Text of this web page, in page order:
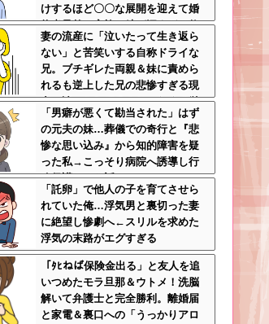
けするほど〇〇な展開を迎えて婚
約者呆然←家族の絆が深すぎて修
羅場にならんかった
妻の流産に「泣いたって生き返ら
ない」と苦笑いする自称ドライな
兄。ブチギレた両親＆妹に責めら
れるも逆上した兄の悲惨すぎる現
在←淡々としてるんじゃなくて単
なる冷血漢
「男癖が悪くて勘当された」はず
の元夫の妹…葬儀での奇行と『悲
惨な思い込み』から知的障害を疑
った私→こっそり病院へ誘導し行
政保護させた話
「託卵」で他人の子を育てさせら
れていた俺…浮気男と裏切った妻
に絶望し惨劇へ←スリルを求めた
浮気の末路がエグすぎる
「ﾀﾋねば保険金出る」と友人を追
いつめたモラ旦那＆ウトメ！洗脳
解いて弁護士と完全勝利。離婚届
と家電＆裏口への「うっかりアロ